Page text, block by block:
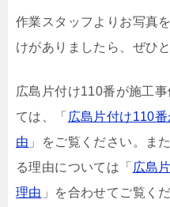
作業スタッフよりお写真
けがありましたら、ぜひ
広島片付け110番が施工
ては、「 広島片付け110
由 」をご覧ください。ま
る理由については「 広島
理由 」を合わせてご覧く